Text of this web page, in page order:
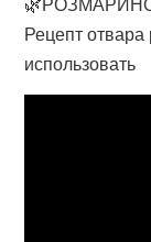
Рецепт отвара
использовать